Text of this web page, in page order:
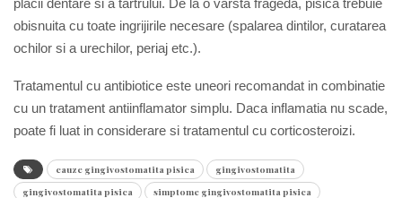
placii dentare si a tartrului. De la o varsta frageda, pisica trebuie
obisnuita cu toate ingrijirile necesare (spalarea dintilor, curatarea
ochilor si a urechilor, periaj etc.).
Tratamentul cu antibiotice este uneori recomandat in combinatie
cu un tratament antiinflamator simplu. Daca inflamatia nu scade,
poate fi luat in considerare si tratamentul cu corticosteroizi.
cauze gingivostomatita pisica
gingivostomatita
gingivostomatita pisica
simptome gingivostomatita pisica